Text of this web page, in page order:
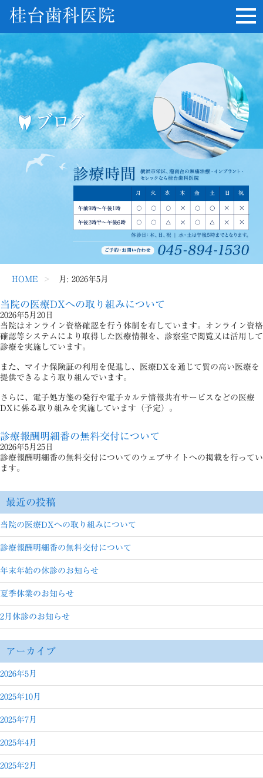
桂台歯科医院
HOME 月: 2026年5月
当院の医療DXへの取り組みについて
2026年5月20日
当院はオンライン資格確認を行う体制を有しています。オンライン資格
確認等システムにより取得した医療情報を、診察室で閲覧又は活用して
診療を実施しています。
また、マイナ保険証の利用を促進し、医療DXを通じて質の高い医療を
提供できるよう取り組んでいます。
さらに、電子処方箋の発行や電子カルテ情報共有サービスなどの医療
DXに係る取り組みを実施しています（予定）。
診療報酬明細番の無料交付について
2026年5月25日
診療報酬明細番の無料交付についてのウェブサイトへの掲載を行ってい
ます。
最近の投稿
当院の医療DXへの取り組みについて
診療報酬明細番の無料交付について
年末年始の休診のお知らせ
夏季休業のお知らせ
2月休診のお知らせ
アーカイブ
2026年5月
2025年10月
2025年7月
2025年4月
2025年2月